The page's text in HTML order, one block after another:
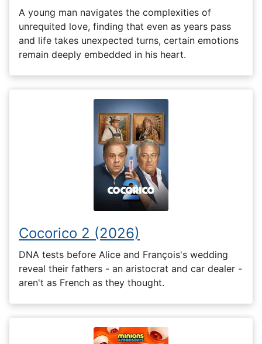
A young man navigates the complexities of
unrequited love, finding that even as years pass
and life takes unexpected turns, certain emotions
remain deeply embedded in his heart.
Cocorico 2 (2026)
DNA tests before Alice and François's wedding
reveal their fathers - an aristocrat and car dealer -
aren't as French as they thought.